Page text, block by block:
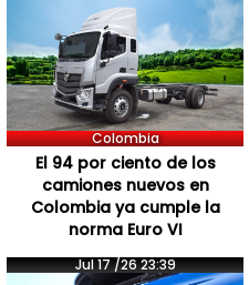
Colombia
El 94 por ciento de los
camiones nuevos en
Colombia ya cumple la
norma Euro VI
Jul 17 /26 23:39